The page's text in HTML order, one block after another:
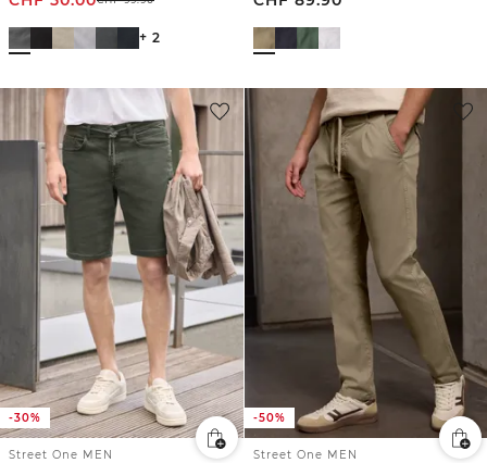
+ 2
-30%
Street One MEN
-50%
Street One MEN